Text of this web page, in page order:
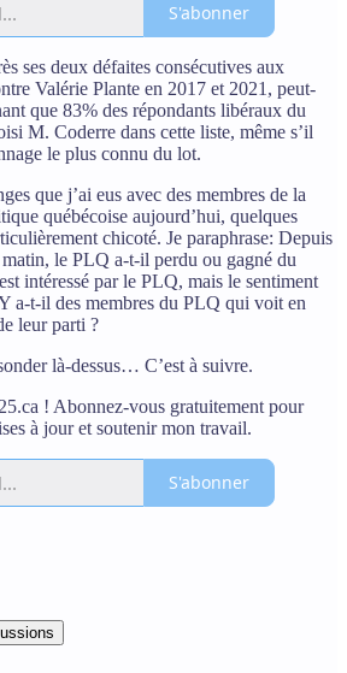
S'abonner
ses deux défaites consécutives aux
Valérie Plante en 2017 et 2021, peut-
que 83% des répondants libéraux du
M. Coderre dans cette liste, même s’il
le plus connu du lot.
que j’ai eus avec des membres de la
québécoise aujourd’hui, quelques
chicoté. Je paraphrase: Depuis
matin, le PLQ a-t-il perdu ou gagné du
intéressé par le PLQ, mais le sentiment
a-t-il des membres du PLQ qui voit en
leur parti ?
là-dessus… C’est à suivre.
! Abonnez-vous gratuitement pour
à jour et soutenir mon travail.
S'abonner